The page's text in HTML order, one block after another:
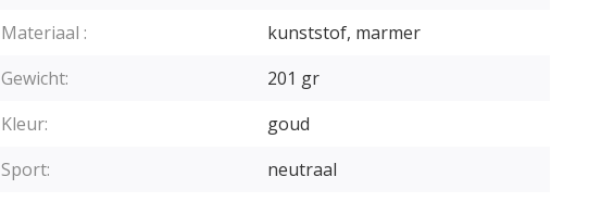
Materiaal :
kunststof, marmer
Gewicht:
201 gr
Kleur:
goud
Sport:
neutraal